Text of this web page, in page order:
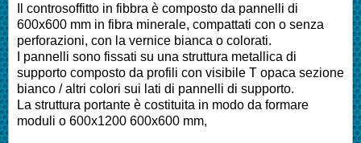
Il controsoffitto in fibbra è composto da pannelli di
600x600 mm in fibra minerale, compattati con o senza
perforazioni, con la vernice bianca o colorati.
I pannelli sono fissati su una struttura metallica di
supporto composto da profili con visibile T opaca sezione
bianco / altri colori sui lati di pannelli di supporto.
La struttura portante è costituita in modo da formare
moduli o 600x1200 600x600 mm,